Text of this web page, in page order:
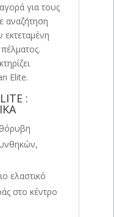
για τους
αναζήτηση
Elite.
:
ελαστικό
στο κέντρο